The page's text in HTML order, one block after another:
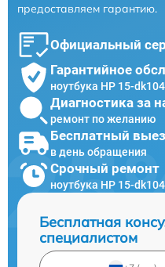
предоставляем гарантию.
Официальный
Гарантийное
ноутбука HP 15-
Диагностика за
ремонт по желанию
Бесплатный
в день обращения
Срочный ремонт
ноутбука HP 15-
Бесплатная
специалистом